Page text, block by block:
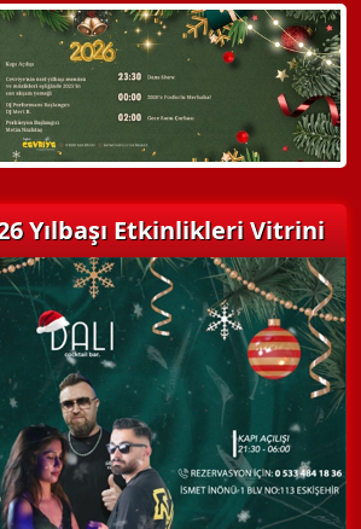
Alın
Yılbaşı Etkinlikleri Vitrini